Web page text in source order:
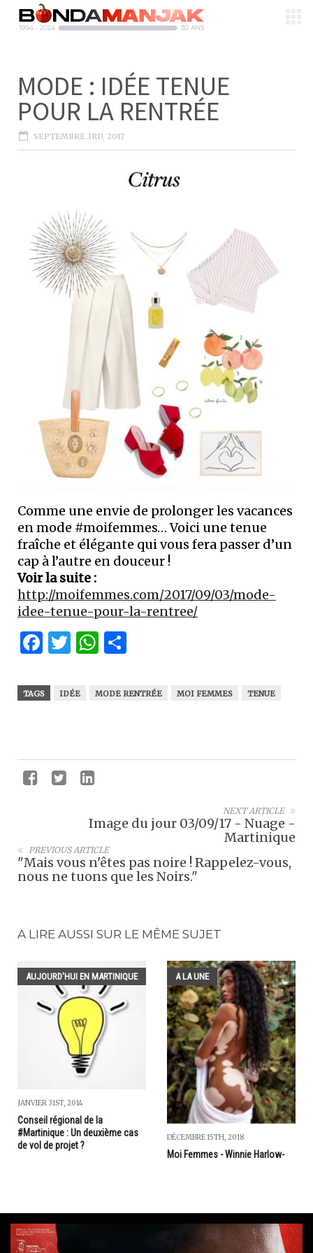
MODE : IDÉE TENUE
POUR LA RENTRÉE
SEPTEMBRE 3RD, 2017
Comme une envie de prolonger les vacances
en mode #moifemmes… Voici une tenue
fraîche et élégante qui vous fera passer d’un
cap à l’autre en douceur !
Voir la suite :
http://moifemmes.com/2017/09/03/mode-
idee-tenue-pour-la-rentree/
Facebook
Twitter
WhatsApp
TAGS IDÉE MODE RENTRÉE MOI FEMMES TENUE
NEXT ARTICLE
Image du jour 03/09/17 - Nuage -
Martinique
PREVIOUS ARTICLE
"Mais vous n'êtes pas noire ! Rappelez-vous,
nous ne tuons que les Noirs."
A LIRE AUSSI SUR LE MÊME SUJET
AUJOURD'HUI EN MARTINIQUE
JANVIER 31ST, 2014
Conseil régional de la
#Martinique : Un deuxième cas
de vol de projet ?
A LA UNE
DÉCEMBRE 15TH, 2018
Moi Femmes - Winnie Harlow-